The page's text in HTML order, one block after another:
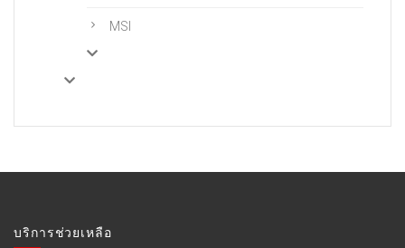
MSI
บริการช่วยเหลือ